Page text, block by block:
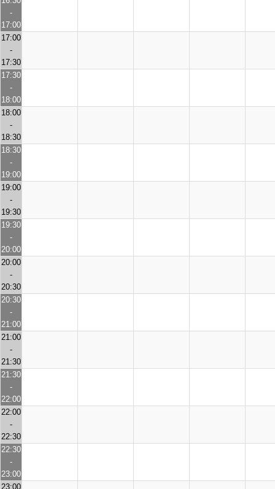
-
17:00
17:00
-
17:30
17:30
-
18:00
18:00
-
18:30
18:30
-
19:00
19:00
-
19:30
19:30
-
20:00
20:00
-
20:30
20:30
-
21:00
21:00
-
21:30
21:30
-
22:00
22:00
-
22:30
22:30
-
23:00
23:00